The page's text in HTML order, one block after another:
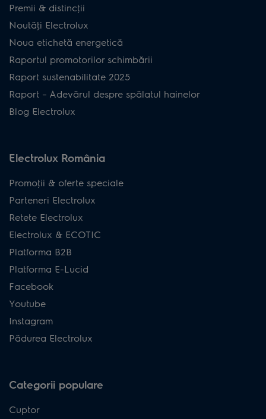
Premii & distincţii
Noutăţi Electrolux
Noua etichetă energetică
Raportul promotorilor schimbării
Raport sustenabilitate 2025
Raport – Adevărul despre spălatul hainelor
Blog Electrolux
Electrolux România
Promoţii & oferte speciale
Parteneri Electrolux
Retete Electrolux
Electrolux & ECOTIC
Platforma B2B
Platforma E-Lucid
Facebook
Youtube
Instagram
Pădurea Electrolux
Categorii populare
Cuptor